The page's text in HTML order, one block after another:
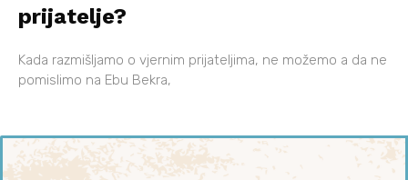
prijatelje?
Kada razmišljamo o vjernim prijateljima, ne možemo a da ne
pomislimo na Ebu Bekra,